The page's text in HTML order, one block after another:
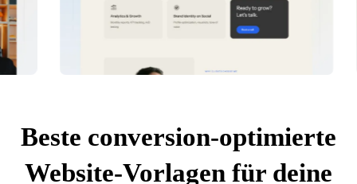
Beste conversion-optimierte
Website-Vorlagen für deine